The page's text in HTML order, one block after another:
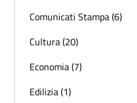
Comunicati Stampa (6)
Cultura (20)
Economia (7)
Edilizia (1)